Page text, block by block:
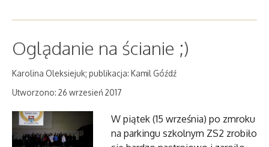
Oglądanie na ścianie ;)
Karolina Oleksiejuk; publikacja: Kamil Góźdź
Utworzono: 26 wrzesień 2017
W piątek (15 września) po zmroku
na parkingu szkolnym ZS2 zrobiło